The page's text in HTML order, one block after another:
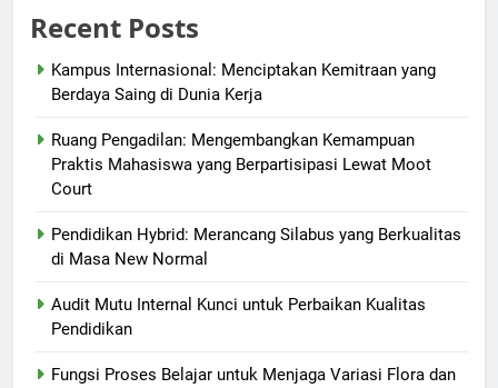
Recent Posts
Kampus Internasional: Menciptakan Kemitraan yang
Berdaya Saing di Dunia Kerja
Ruang Pengadilan: Mengembangkan Kemampuan
Praktis Mahasiswa yang Berpartisipasi Lewat Moot
Court
Pendidikan Hybrid: Merancang Silabus yang Berkualitas
di Masa New Normal
Audit Mutu Internal Kunci untuk Perbaikan Kualitas
Pendidikan
Fungsi Proses Belajar untuk Menjaga Variasi Flora dan